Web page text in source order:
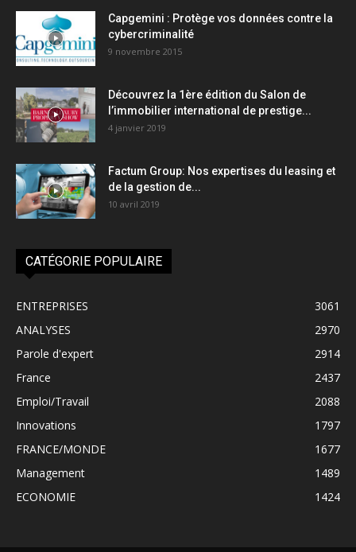
Capgemini : Protège vos données contre la
cybercriminalité
9 novembre 2015
Découvrez la 1ère édition du Salon de
l’immobilier international de prestige...
4 janvier 2019
Factum Group: Nos expertises du leasing et
de la gestion de...
10 avril 2019
CATÉGORIE POPULAIRE
ENTREPRISES
3061
ANALYSES
2970
Parole d'expert
2914
France
2437
Emploi/Travail
2088
Innovations
1797
FRANCE/MONDE
1677
Management
1489
ECONOMIE
1424